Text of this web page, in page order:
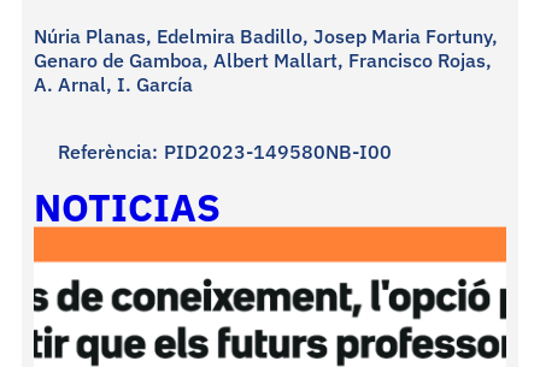
Núria Planas, Edelmira Badillo, Josep Maria Fortuny,
Genaro de Gamboa, Albert Mallart, Francisco Rojas,
A. Arnal, I. García
Referència: PID2023-149580NB-I00
NOTICIAS